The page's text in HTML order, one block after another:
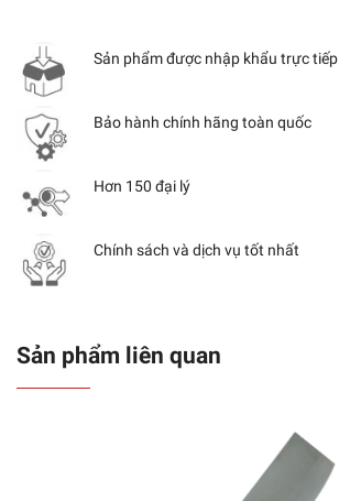
Sản phẩm được nhập khẩu trực tiếp
Bảo hành chính hãng toàn quốc
Hơn 150 đại lý
Chính sách và dịch vụ tốt nhất
Sản phẩm liên quan